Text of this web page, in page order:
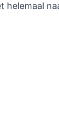
helemaal